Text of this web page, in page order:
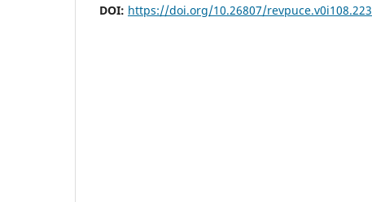
DOI: https://doi.org/10.26807/revpuce.v0i108.223